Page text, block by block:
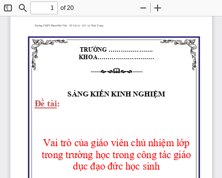
ToggleFind
of 20
Zoom
Trường THPT Phạm Phú Thứ - Tổ Vật Lí - GV. Lê Thái Trung
TRƯỜNG ......................
KHOA............................
----------
SÁNG KIẾN KINH NGHIỆM
Đề tài:
Vai trò của giáo viên chủ nhiệm lớp
trong trường học trong công tác giáo
dục đạo đức học sinh